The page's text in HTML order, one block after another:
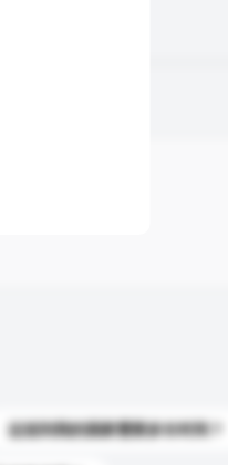
运送到我的国家需要多长时间？